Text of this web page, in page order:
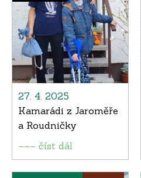
27. 4. 2025
Kamarádi z Jaroměře
a Roudničky
––– číst dál